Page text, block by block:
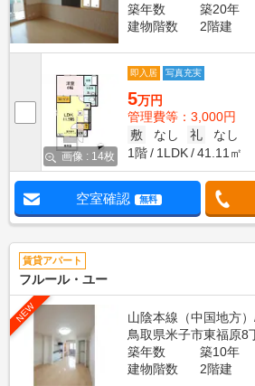
築年数
築20年
建物階数
2階建
画像 : 14枚
即入居 写真充実
5万円
管理費等：3,000円
敷
なし 礼
なし
1階
1LDK 41.11㎡
空室確認 無料
賃貸アパート
フルール・ユー
NEW
山陰本線（中国地方
鳥取県米子市東福原8
築年数
築10年
建物階数
2階建